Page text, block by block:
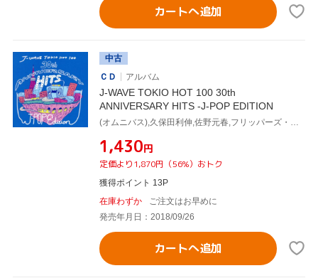
カートへ追加
中古
ＣＤ
アルバム
J-WAVE TOKIO HOT 100 30th
ANNIVERSARY HITS -J-POP EDITION
¥1,430円
定価より1,870円（56%）おトク
獲得ポイント 13P
在庫わずか
ご注文はお早めに
発売年月日：2018/09/26
カートへ追加